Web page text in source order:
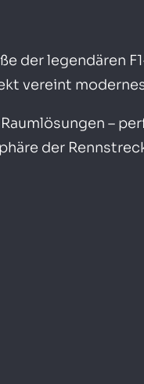
der legendären
vereint
–
der